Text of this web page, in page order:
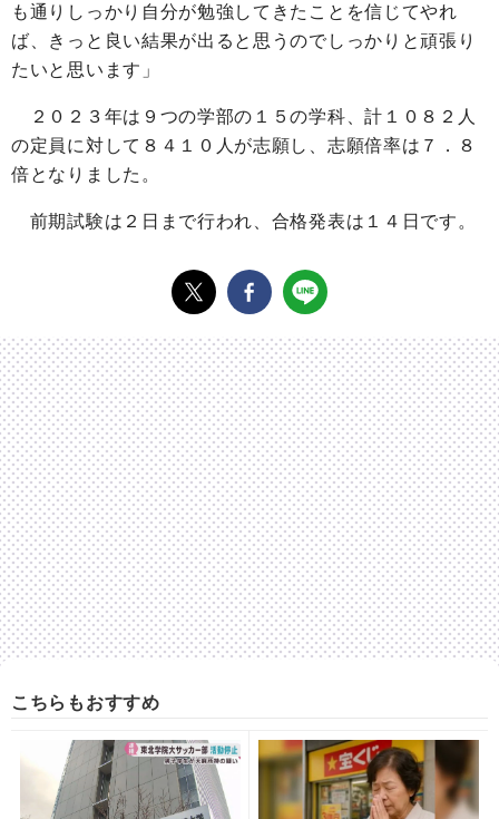
も通りしっかり自分が勉強してきたことを信じてやれ
ば、きっと良い結果が出ると思うのでしっかりと頑張り
たいと思います」
２０２３年は９つの学部の１５の学科、計１０８２人
の定員に対して８４１０人が志願し、志願倍率は７．８
倍となりました。
前期試験は２日まで行われ、合格発表は１４日です。
こちらもおすすめ